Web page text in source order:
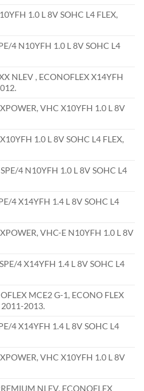
1.0 L 8V SOHC L4 FLEX,
4 N10YFH 1.0 L 8V SOHC L4
NLEV , ECONOFLEX X14YFH
VHC X10YFH 1.0 L 8V
1.0 L 8V SOHC L4 FLEX,
4 N10YFH 1.0 L 8V SOHC L4
4 X14YFH 1.4 L 8V SOHC L4
VHC-E N10YFH 1.0 L 8V
4 X14YFH 1.4 L 8V SOHC L4
MCE2 G-1, ECONO FLEX
2011-2013.
4 X14YFH 1.4 L 8V SOHC L4
VHC X10YFH 1.0 L 8V
NLEV, ECONOFLEX